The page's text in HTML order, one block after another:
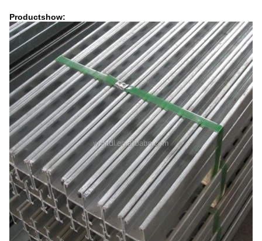
Productshow: